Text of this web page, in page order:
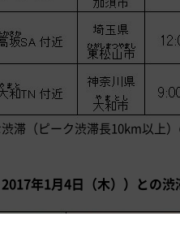
滞（ピーク渋滞長10km以上）
年1月4日（木））との渋